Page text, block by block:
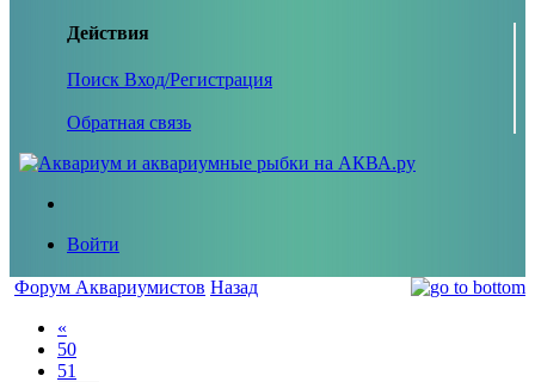
Действия
Поиск Вход/Регистрация
Обратная связь
Войти
Форум Аквариумистов Назад
«
50
51